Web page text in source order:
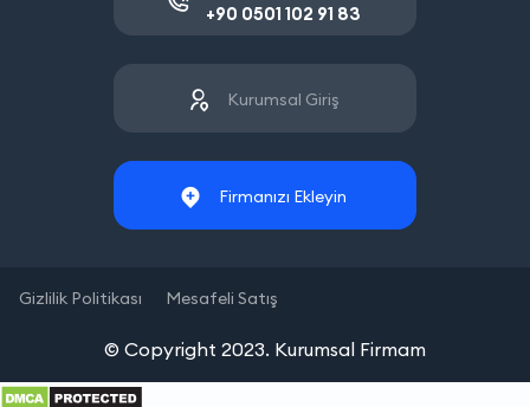
+90 0501 102 91 83
Kurumsal Giriş
Firmanızı Ekleyin
© Copyright 2023. Kurumsal Firmam
Gizlilik Politikası Mesafeli Satış